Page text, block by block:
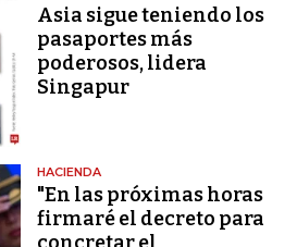
Asia sigue teniendo los
pasaportes más
poderosos, lidera
Singapur
HACIENDA
"En las próximas horas
firmaré el decreto para